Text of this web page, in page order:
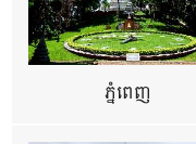
ភ្នំពេញ